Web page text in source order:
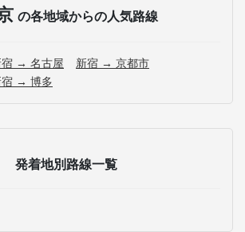
の各地域からの人気路線
宿 → 名古屋
新宿 → 京都市
宿 → 博多
発着地別路線一覧